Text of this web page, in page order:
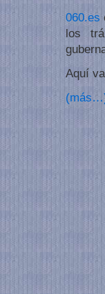
060.es
los
Aquí